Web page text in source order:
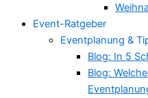
Event-Ratgeber
Eventplanung &
Blog: In 5
Blog: